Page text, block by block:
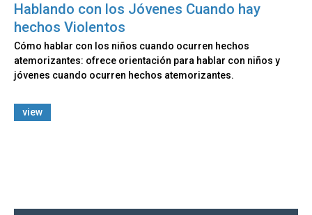
Hablando con los Jóvenes Cuando hay
hechos Violentos
Cómo hablar con los niños cuando ocurren hechos
atemorizantes: ofrece orientación para hablar con niños y
jóvenes cuando ocurren hechos atemorizantes.
view